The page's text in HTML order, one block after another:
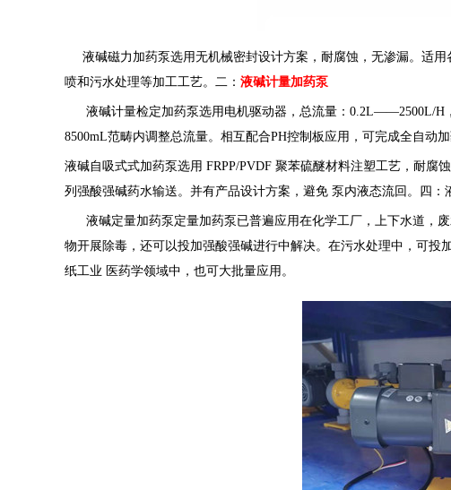
液碱磁力加药泵选用无机械密封设计方案，耐腐蚀，无渗漏。适用
喷和污水处理等加工工艺。二： 液碱计量加药泵
液碱计量检定加药泵选用电机驱动器，总流量：0.2L——2500L/H
8500mL范畴内调整总流量。相互配合PH控制板应用，可完成全自动
液碱自吸式式加药泵选用 FRPP/PVDF 聚苯硫醚材料注塑工艺，耐
列强酸强碱药水输送。并有产品设计方案，避免 泵内液态流回。四：
液碱定量加药泵定量加药泵已普遍应用在化学工厂，上下水道，
物开展除毒，还可以投加强酸强碱进行中解决。在污水处理中，可
纸工业 医药学领域中，也可大批量应用。